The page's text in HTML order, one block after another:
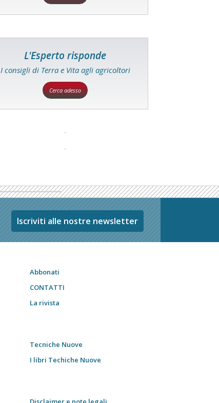
L'Esperto risponde
I consigli di Terra e Vita agli agricoltori
Cerca adesso
Iscriviti alle nostre newsletter
Abbonati
CONTATTI
La rivista
Tecniche Nuove
I libri Techiche Nuove